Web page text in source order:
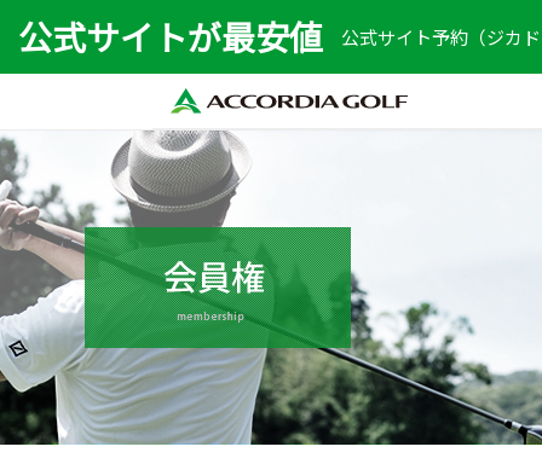
公式サイトが最安値 公式サイト予約（ジカ